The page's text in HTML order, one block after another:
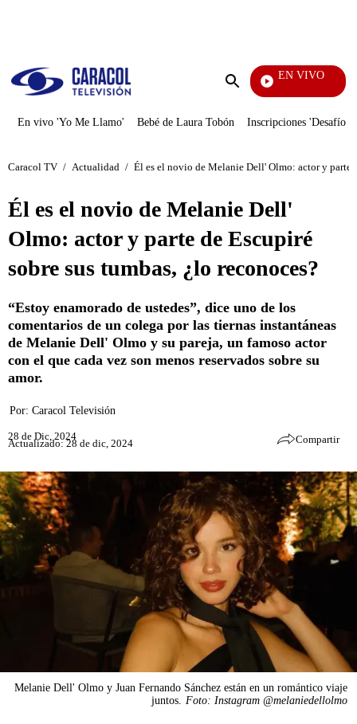
Enviar
EN VIVO
Yo Me
En vivo 'Yo Me Llamo' Bebé de Laura Tobón Inscripciones 'Desafío'
Caracol TV / Actualidad / Él es el novio de Melanie Dell' Olmo: actor y parte
Él es el novio de Melanie Dell'
Olmo: actor y parte de Escupiré
sobre sus tumbas, ¿lo reconoces?
“Estoy enamorado de ustedes”, dice uno de los
comentarios de un colega por las tiernas instantáneas
de Melanie Dell' Olmo y su pareja, un famoso actor
con el que cada vez son menos reservados sobre su
amor.
Por: Caracol Televisión
28 de Dic, 2024
Actualizado: 28 de dic, 2024 Compartir
Melanie Dell' Olmo y Juan Fernando Sánchez están en un romántico viaje
juntos.
Foto: Instagram @melaniedellolmo